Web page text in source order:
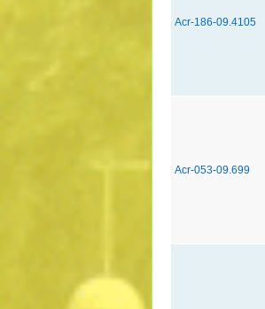
Acr-186-09.4105
Acr-053-09.699